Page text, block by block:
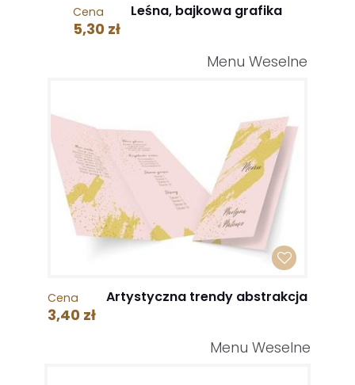
Cena
5,30 zł
Leśna, bajkowa grafika
Menu Weselne
Cena
3,40 zł
Artystyczna trendy abstrakcja
Menu Weselne